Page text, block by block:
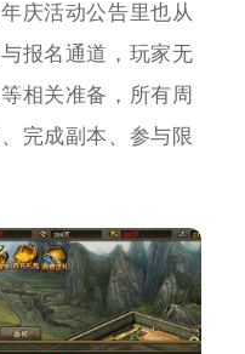
庆活动公告里也从
报名通道，玩家无
相关准备，所有周
完成副本、参与限